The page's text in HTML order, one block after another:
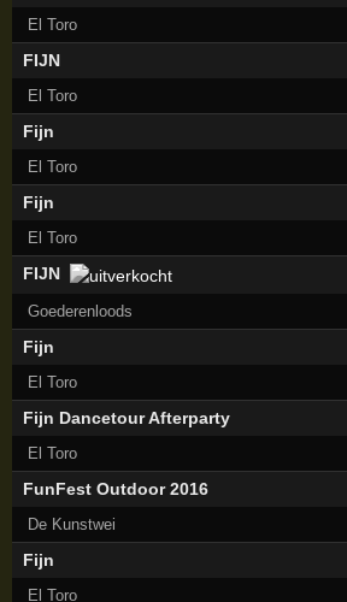
El Toro
FIJN
El Toro
Fijn
El Toro
Fijn
El Toro
FIJN
Goederenloods
Fijn
El Toro
Fijn Dancetour Afterparty
El Toro
FunFest Outdoor 2016
De Kunstwei
Fijn
El Toro